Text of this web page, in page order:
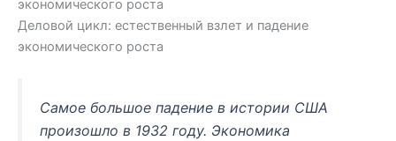
Деловой цикл: естественный взлет и падение
экономического роста
Самое большое падение в истории США
произошло в 1932 году. Экономика